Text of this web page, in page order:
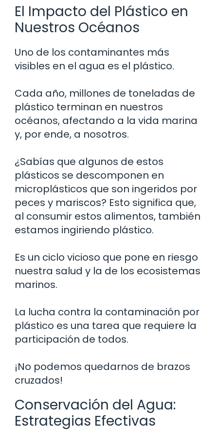
El Impacto del Plástico en
Nuestros Océanos
Uno de los contaminantes más
visibles en el agua es el plástico.
Cada año, millones de toneladas de
plástico terminan en nuestros
océanos, afectando a la vida marina
y, por ende, a nosotros.
¿Sabías que algunos de estos
plásticos se descomponen en
microplásticos que son ingeridos por
peces y mariscos? Esto significa que,
al consumir estos alimentos, también
estamos ingiriendo plástico.
Es un ciclo vicioso que pone en riesgo
nuestra salud y la de los ecosistemas
marinos.
La lucha contra la contaminación por
plástico es una tarea que requiere la
participación de todos.
¡No podemos quedarnos de brazos
cruzados!
Conservación del Agua:
Estrategias Efectivas